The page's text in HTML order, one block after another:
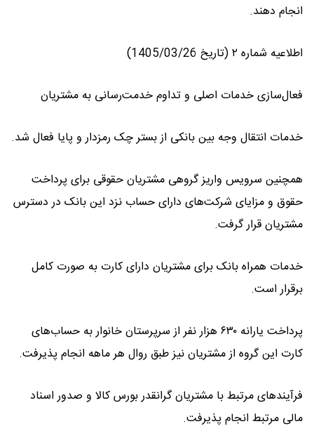
انجام دهند.
اطلاعیه شماره ۲ (تاریخ 1405/03/26)
فعال‌سازی خدمات اصلی و تداوم خدمت‌رسانی به مشتریان
خدمات انتقال وجه بین بانکی از بستر چک رمزدار و پایا فعال شد.
همچنین سرویس واریز گروهی مشتریان حقوقی برای پرداخت
حقوق و مزایای شرکت‌های دارای حساب نزد این بانک در دسترس
مشتریان قرار گرفت.
خدمات همراه بانک برای مشتریان دارای کارت به صورت کامل
برقرار است.
پرداخت یارانه ۶۳۰ هزار نفر از سرپرستان خانوار به حساب‌های
کارت این گروه از مشتریان نیز طبق روال هر ماهه انجام پذیرفت.
فرآیندهای مرتبط با مشتریان گرانقدر بورس کالا و صدور اسناد
مالی مرتبط انجام پذیرفت.